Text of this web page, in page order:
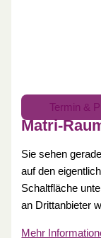
Termin &
Matri-
Sie sehen
auf den
Schaltfläche
an Drittanbieter
Mehr